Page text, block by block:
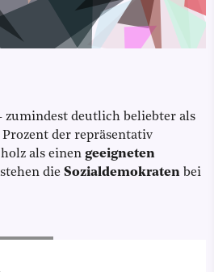
zumindest deutlich beliebter als
Prozent der repräsentativ
als einen geeigneten
die Sozialdemokraten bei